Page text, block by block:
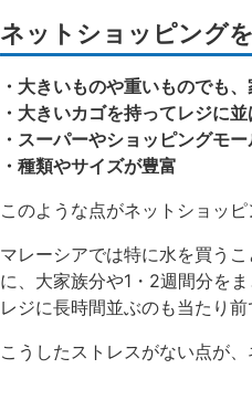
ネットショッピング
・大きいものや重いものでも
・大きいカゴを持ってレジに
・スーパーやショッピングモ
・種類やサイズが豊富
このような点がネットショッ
マレーシアでは特に水を買う
に、大家族分や1・2週間分を
レジに長時間並ぶのも当たり
こうしたストレスがない点が